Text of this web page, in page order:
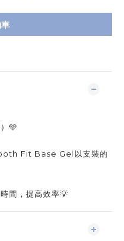
🩵
Fit Base Gel以支裝的
間，提高效率💡